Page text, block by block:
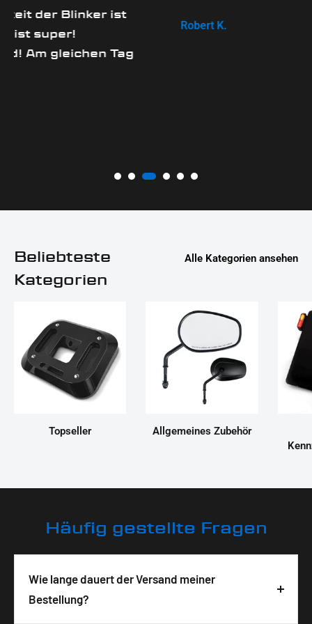
ist
Tag
Beliebteste
Kategorien
Alle Kategorien ansehen
Topseller
Allgemeines Zubehör
Häufig gestellte Fragen
Wie lange dauert der Versand meiner
Bestellung?